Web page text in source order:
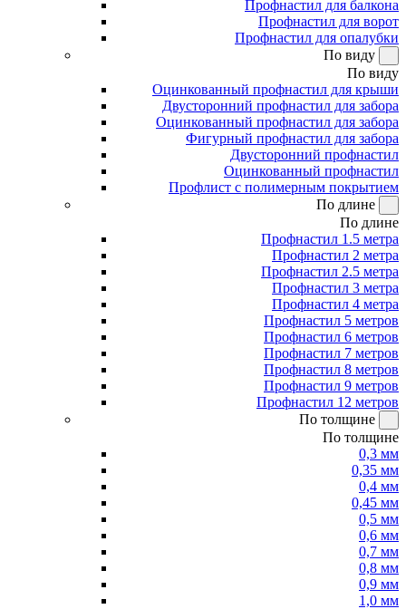
Профнастил для балкона
Профнастил для ворот
Профнастил для опалубки
По виду
По виду
Оцинкованный профнастил для крыши
Двусторонний профнастил для забора
Оцинкованный профнастил для забора
Фигурный профнастил для забора
Двусторонний профнастил
Оцинкованный профнастил
Профлист с полимерным покрытием
По длине
По длине
Профнастил 1.5 метра
Профнастил 2 метра
Профнастил 2.5 метра
Профнастил 3 метра
Профнастил 4 метра
Профнастил 5 метров
Профнастил 6 метров
Профнастил 7 метров
Профнастил 8 метров
Профнастил 9 метров
Профнастил 12 метров
По толщине
По толщине
0,3 мм
0,35 мм
0,4 мм
0,45 мм
0,5 мм
0,6 мм
0,7 мм
0,8 мм
0,9 мм
1,0 мм